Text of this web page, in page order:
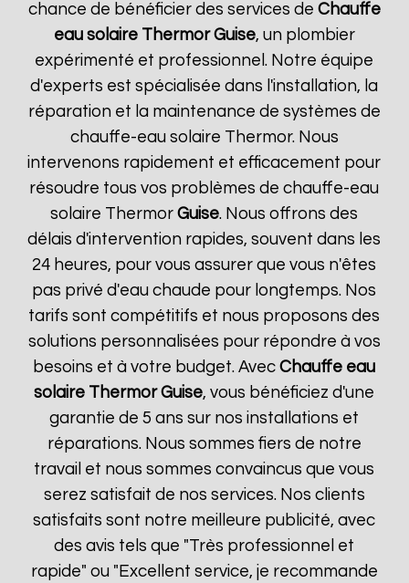
chance de bénéficier des services de Chauffe
eau solaire Thermor Guise, un plombier
expérimenté et professionnel. Notre équipe
d'experts est spécialisée dans l'installation, la
réparation et la maintenance de systèmes de
chauffe-eau solaire Thermor. Nous
intervenons rapidement et efficacement pour
résoudre tous vos problèmes de chauffe-eau
solaire ThermorGuise. Nous offrons des
délais d'intervention rapides, souvent dans les
24 heures, pour vous assurer que vous n'êtes
pas privé d'eau chaude pour longtemps. Nos
tarifs sont compétitifs et nous proposons des
solutions personnalisées pour répondre à vos
besoins et à votre budget. AvecChauffe eau
solaire Thermor Guise, vous bénéficiez d'une
garantie de 5 ans sur nos installations et
réparations. Nous sommes fiers de notre
travail et nous sommes convaincus que vous
serez satisfait de nos services. Nos clients
satisfaits sont notre meilleure publicité, avec
des avis tels que "Très professionnel et
rapide" ou "Excellent service, je recommande